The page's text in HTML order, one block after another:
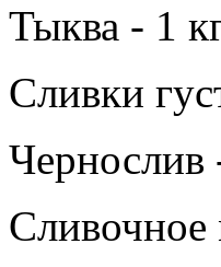
Тыква - 1
Сливки
Чернослив
Сливочное